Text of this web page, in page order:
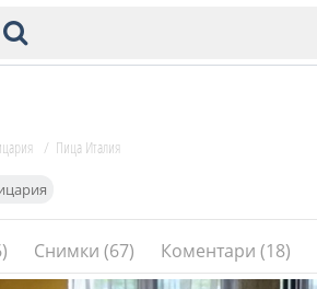
СОФИЯ
Снимки (67) Коментари (18)
/ Пица Италия